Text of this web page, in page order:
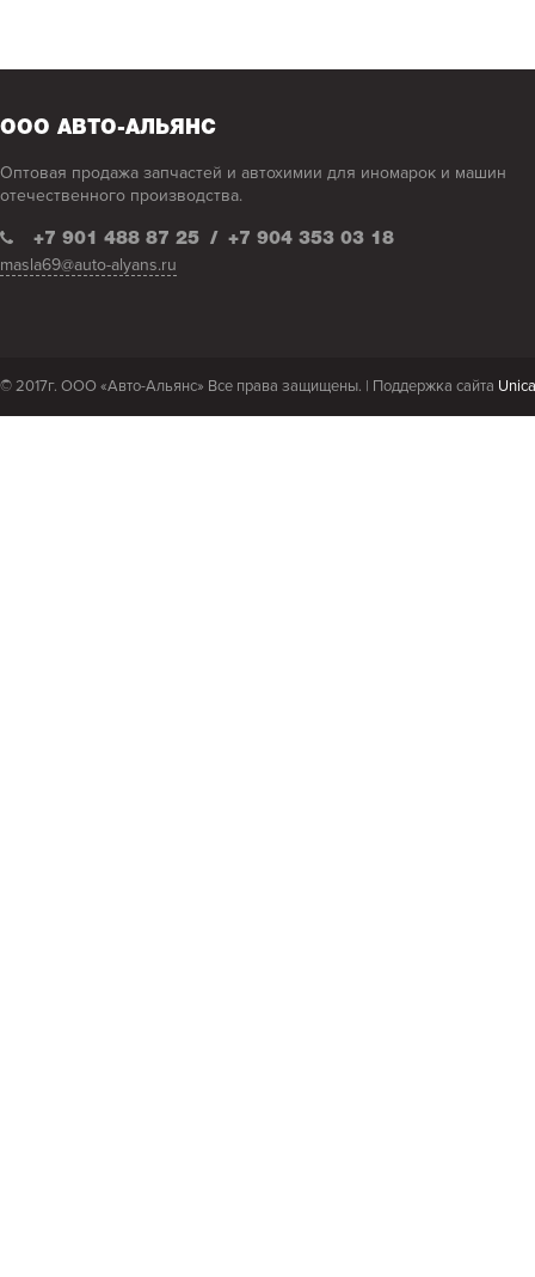
АВТОХИМИЯ "АGАТ-АVTO"
АВТОХИМИЯ (РАСПРОДАЖА)
ТОР-ПОЗИЦИИ АВТОХИМИИ
АВТОХИМИЯ "LAVR"
АВТОХИМИЯ "WD-40" 100-420
КРАСКИ,ГРУНТЫ АЭРОЗОЛЬНЫЕ
ОХЛАЖДАЮЩИЕ ЖИДКОСТИ
ООО АВТО-АЛЬЯНС
Оптовая продажа запчастей и автохимии для иномарок и машин
отечественного производства.
+7 901 488 87 25 / +7 904 353 03 18
masla69@auto-alyans.ru
© 2017г. ООО «Авто-Альянс» Все права защищены. | Поддержка сайта